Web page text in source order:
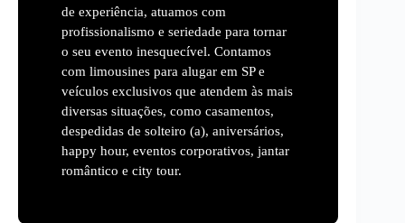
de experiência, atuamos com
profissionalismo e seriedade para tornar
o seu evento inesquecível. Contamos
com limousines para alugar em SP e
veículos exclusivos que atendem às mais
diversas situações, como casamentos,
despedidas de solteiro (a), aniversários,
happy hour, eventos corporativos, jantar
romântico e city tour.